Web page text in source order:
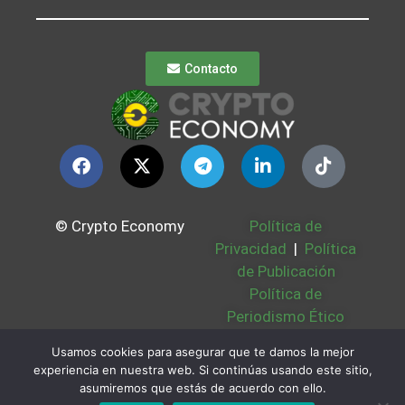
Contacto
© Crypto Economy
Política de
Privacidad | Política
de Publicación
Política de
Periodismo Ético
Bases Legales |
Partners | Sobre
Usamos cookies para asegurar que te damos la mejor
experiencia en nuestra web. Si continúas usando este sitio,
asumiremos que estás de acuerdo con ello.